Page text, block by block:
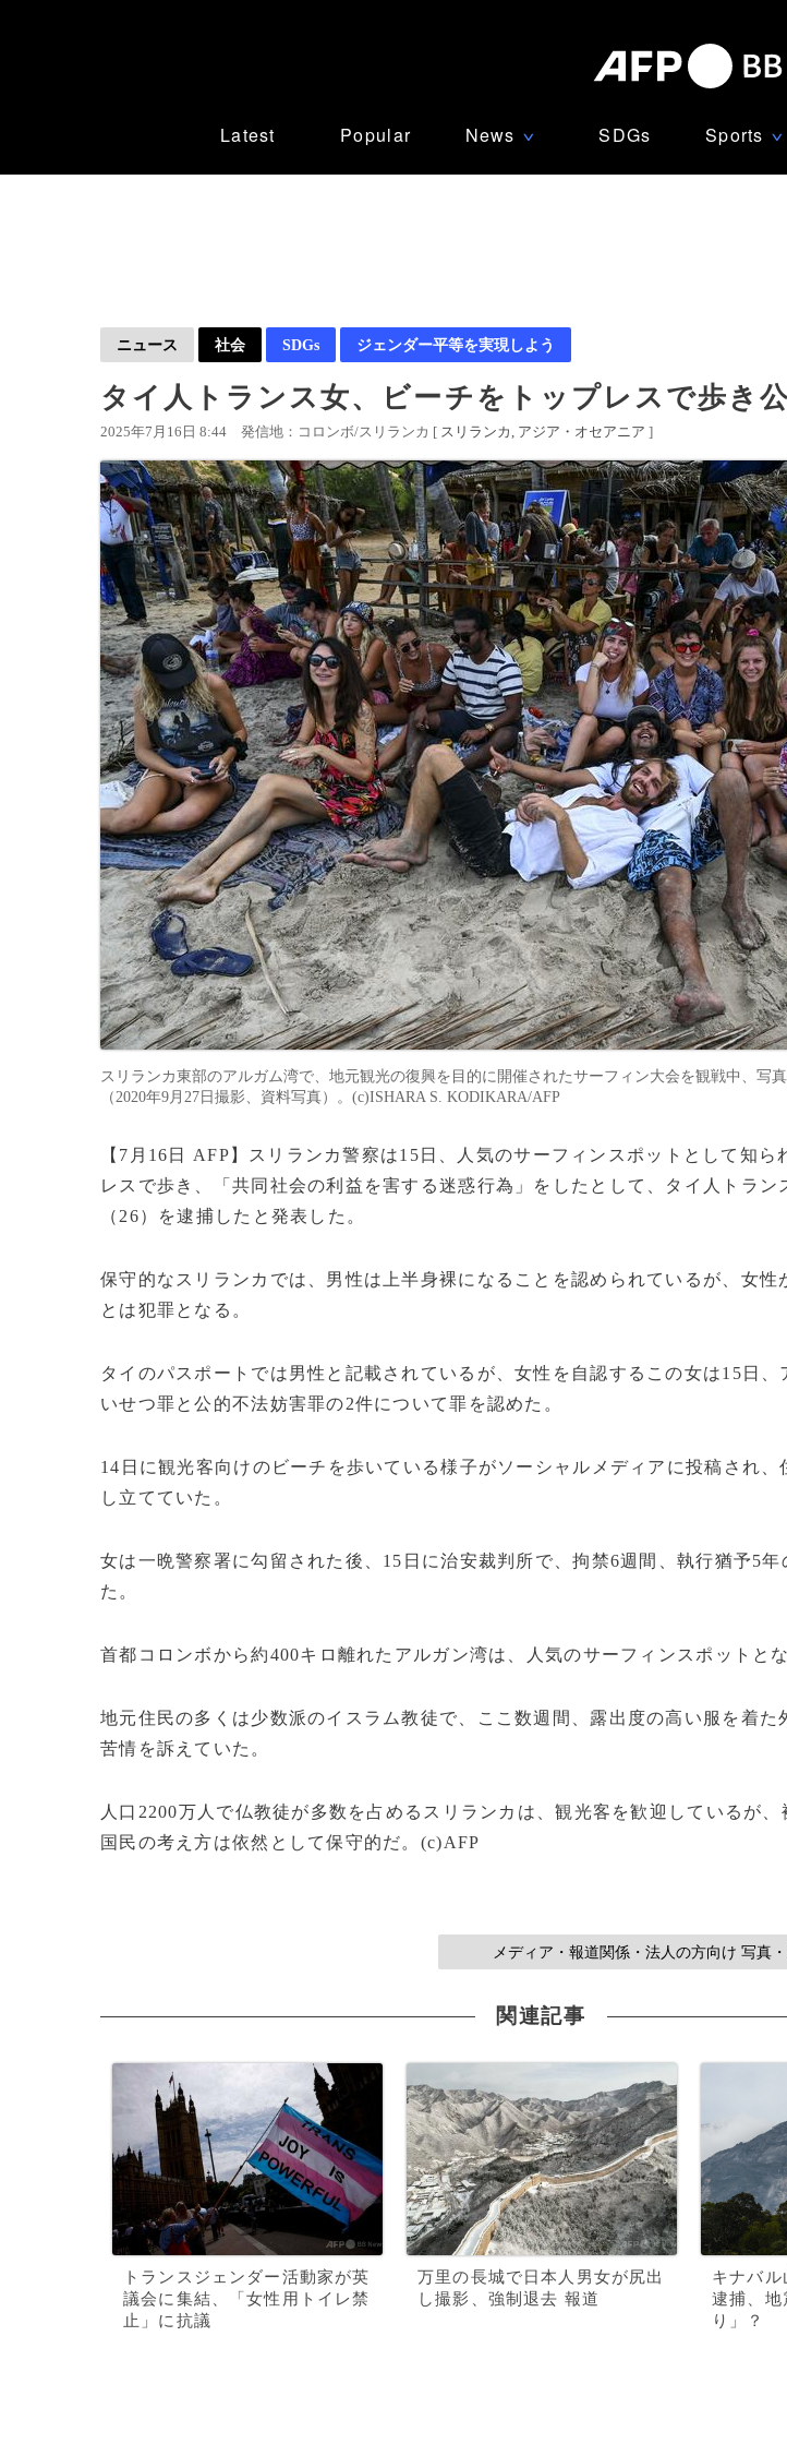
Latest Popular News ∨ SDGs Sports ∨
ニュース 社会 SDGs ジェンダー平等を実現しよう
タイ人トランス女、ビーチをトップレスで歩き
2025年7月16日 8:44 発信地：コロンボ/スリランカ [ スリランカ アジア・オセアニア ]
スリランカ東部のアルガム湾で、地元観光の復興を目的に開催されたサーフィン大会を観戦中、写
（2020年9月27日撮影、資料写真）。(c)ISHARA S. KODIKARA/AFP
【7月16日 AFP】スリランカ警察は15日、人気のサーフィンスポットとして知ら
レスで歩き、「共同社会の利益を害する迷惑行為」をしたとして、タイ人トラン
（26）を逮捕したと発表した。
保守的なスリランカでは、男性は上半身裸になることを認められているが、女性
とは犯罪となる。
タイのパスポートでは男性と記載されているが、女性を自認するこの女は15日、
いせつ罪と公的不法妨害罪の2件について罪を認めた。
14日に観光客向けのビーチを歩いている様子がソーシャルメディアに投稿され、
し立てていた。
女は一晩警察署に勾留された後、15日に治安裁判所で、拘禁6週間、執行猶予5
た。
首都コロンボから約400キロ離れたアルガン湾は、人気のサーフィンスポットとな
地元住民の多くは少数派のイスラム教徒で、ここ数週間、露出度の高い服を着た
苦情を訴えていた。
人口2200万人で仏教徒が多数を占めるスリランカは、観光客を歓迎しているが、
国民の考え方は依然として保守的だ。(c)AFP
メディア・報道関係・法人の方向け 写真
関連記事
トランスジェンダー活動家が英
議会に集結、「女性用トイレ禁
止」に抗議
万里の長城で日本人男女が尻出
し撮影、強制退去 報道
キナバル
逮捕、地
り」？